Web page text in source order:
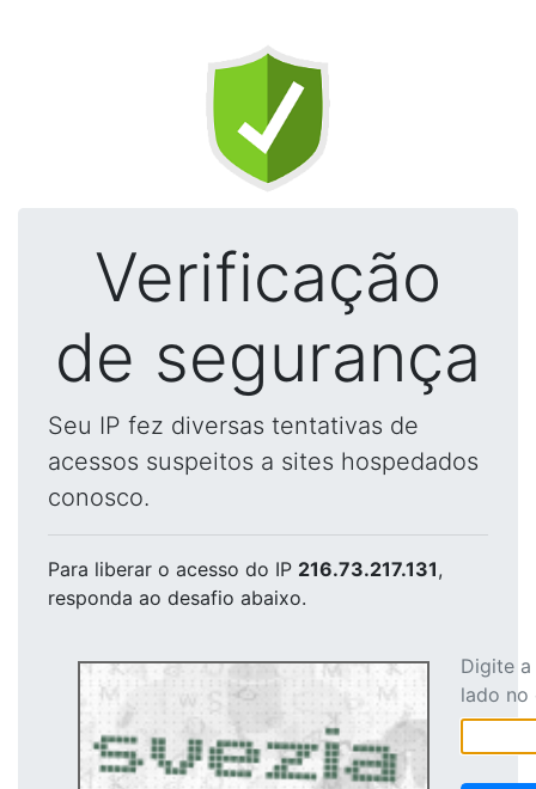
Verificação
de segurança
Seu IP fez diversas tentativas de
acessos suspeitos a sites hospedados
conosco.
Para liberar o acesso do IP 216.73.217.131,
responda ao desafio abaixo.
Digite
lado no